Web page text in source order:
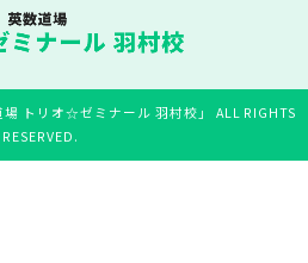
トリオ☆ゼミナール 羽村校」 ALL RIGHTS
RESERVED.